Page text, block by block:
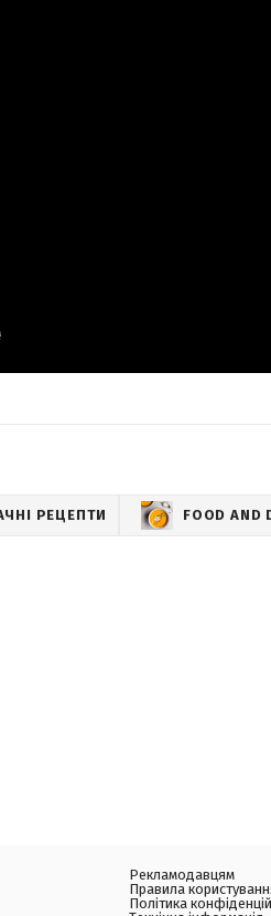
РЕЦЕПТИ FOOD AND
Рекламодавцям
Правила
Політика